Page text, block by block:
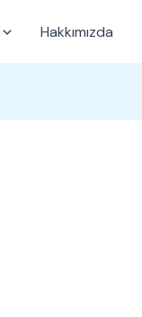
Hakkımızda